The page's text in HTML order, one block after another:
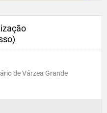
de Várzea Grande